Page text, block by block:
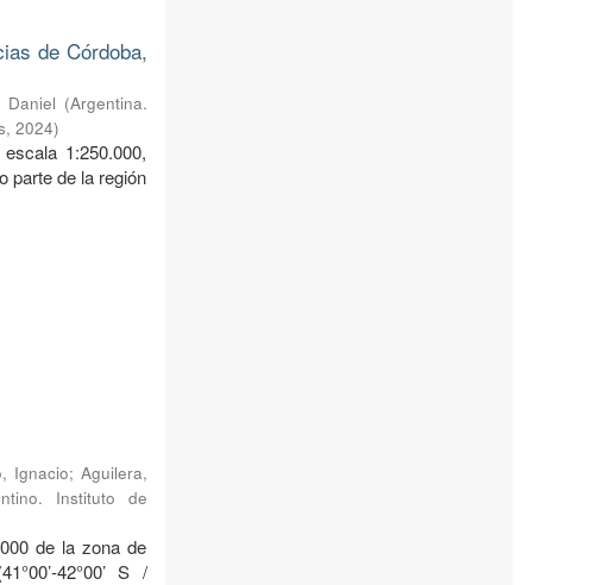
de Córdoba,
Daniel (Argentina.
,2024)
1:250.000,
parte de la región
Ignacio; Aguilera,
Instituto de
de la zona de
42°00’ S /